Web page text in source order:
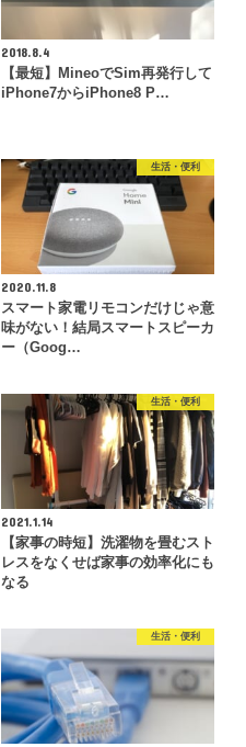
2018.8.4
【最短】MineoでSim再発行して
iPhone7からiPhone8 P…
生活・便利
2020.11.8
スマート家電リモコンだけじゃ意
味がない！結局スマートスピーカ
ー（Goog…
生活・便利
2021.1.14
【家事の時短】洗濯物を畳むスト
レスをなくせば家事の効率化にも
なる
生活・便利